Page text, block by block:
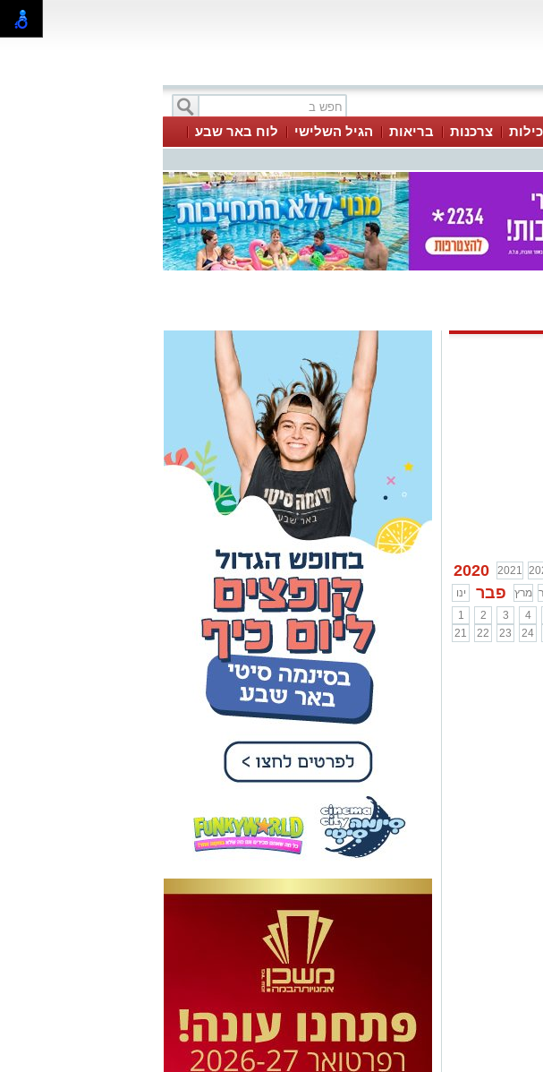
צרכנות בריאות הגיל השלישי
לוח באר שבע
2020 2021
ינו
פבר מרץ
1
2 3 4
21
22 23 24